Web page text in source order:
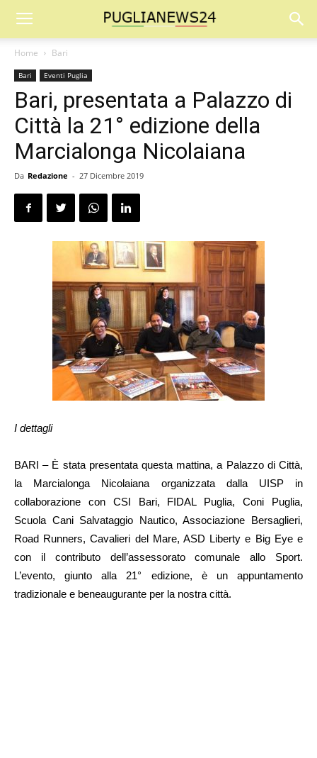
Home Bari
Bari Eventi Puglia
Bari, presentata a Palazzo di
Città la 21° edizione della
Marcialonga Nicolaiana
Da Redazione - 27 Dicembre 2019
I dettagli
BARI – È stata presentata questa mattina, a Palazzo di Città,
la Marcialonga Nicolaiana organizzata dalla UISP in
collaborazione con CSI Bari, FIDAL Puglia, Coni Puglia,
Scuola Cani Salvataggio Nautico, Associazione Bersaglieri,
Road Runners, Cavalieri del Mare, ASD Liberty e Big Eye e
con il contributo dell’assessorato comunale allo Sport.
L’evento, giunto alla 21° edizione, è un appuntamento
tradizionale e beneaugurante per la nostra città.